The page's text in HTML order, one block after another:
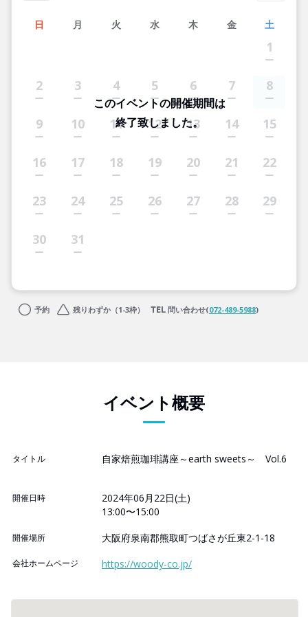
日 月 火 水 木 金 土
1
2 3 4 5 6 7 8
9 10 11 12 13 14 15
16 17 18 19 20 21 22
23 24 25 26 27 28 29
30 31
このイベントの開催期間は
終了致しました。
予約 残りわずか（1-3枠） 問い合わせ(072-489-5988)
イベント概要
タイトル 自家焙煎珈琲講座～earth sweets～ Vol.6
開催日時
2024年06月22日(土)
13:00〜15:00
開催場所 大阪府泉南郡熊取町つばさが丘東2-1-18
会社ホームページ https://woody-co.jp/